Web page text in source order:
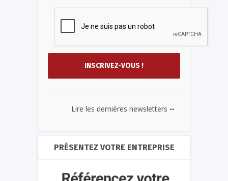
Lire les dernières newsletters ...
PRÉSENTEZ VOTRE ENTREPRISE